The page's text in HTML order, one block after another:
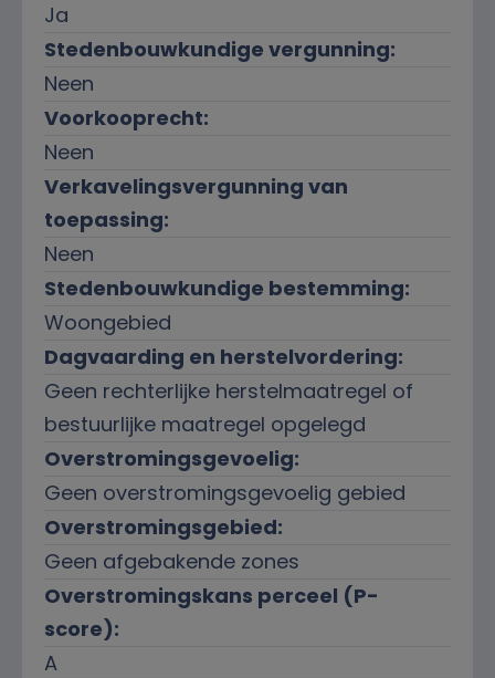
Ja
Stedenbouwkundige vergunning:
Neen
Voorkooprecht:
Neen
Verkavelingsvergunning van
toepassing:
Neen
Stedenbouwkundige bestemming:
Woongebied
Dagvaarding en herstelvordering:
Geen rechterlijke herstelmaatregel of
bestuurlijke maatregel opgelegd
Overstromingsgevoelig:
Geen overstromingsgevoelig gebied
Overstromingsgebied:
Geen afgebakende zones
Overstromingskans perceel (P-
score):
A